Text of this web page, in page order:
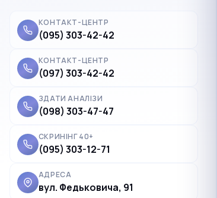
Čeština
КОНТАКТ-ЦЕНТР
(095) 303-42-42
КОНТАКТ-ЦЕНТР
(097) 303-42-42
ЗДАТИ АНАЛІЗИ
(098) 303-47-47
СКРИНІНГ 40+
(095) 303-12-71
АДРЕСА
вул. Федьковича, 91